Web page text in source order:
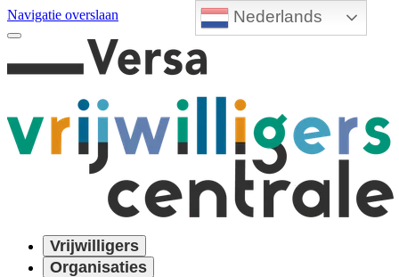
Nederlands
Navigatie overslaan
Vrijwilligers
Organisaties